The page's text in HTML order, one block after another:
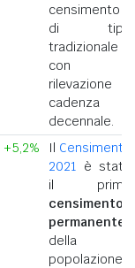
censimento
di tipo
tradizionale
con
rilevazione a
cadenza
decennale.
+5,2% Il Censimento
2021 è stato
il primo
censimento
permanente
della
popolazione